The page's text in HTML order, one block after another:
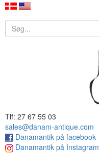
Tlf: 27 67 55 03
sales@danam-antique.com
Danamantik på facebook
Danamantik på Instagram